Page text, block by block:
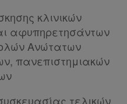
κλινικών
αφυπηρετησάντων
Ανώτατων
πανεπιστημιακών
τελικών